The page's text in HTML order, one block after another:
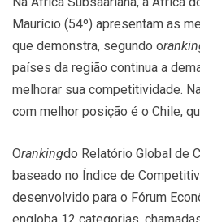
Maurício (54º) apresentam as
que demonstra, segundo o
países da região continua a
melhorar sua competitividade.
com melhor posição é o Chile,
Orankingdo Relatório Global de
baseado no Índice de
desenvolvido para o Fórum